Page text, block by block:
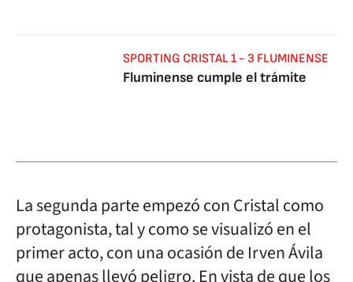
SPORTING CRISTAL 1 - 3 FLUMINENSE
Fluminense cumple el trámite
La segunda parte empezó con Cristal como
protagonista, tal y como se visualizó en el
primer acto, con una ocasión de Irven Ávila
que apenas llevó peligro. En vista de que los